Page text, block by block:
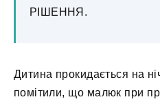
РІШЕННЯ.
Дитина прокидається на
помітили, що малюк при